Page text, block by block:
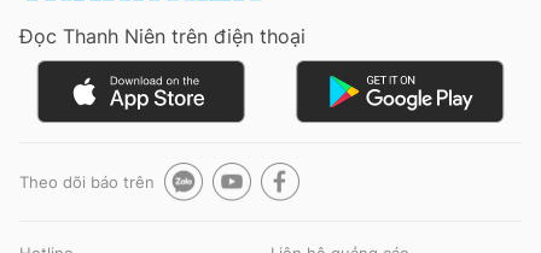
Đọc Thanh Niên trên điện thoại
Theo dõi báo trên